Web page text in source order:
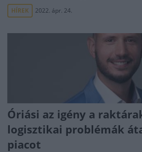
HÍREK 2022. ápr. 24.
Óriási az igény a
logisztikai problémák
piacot